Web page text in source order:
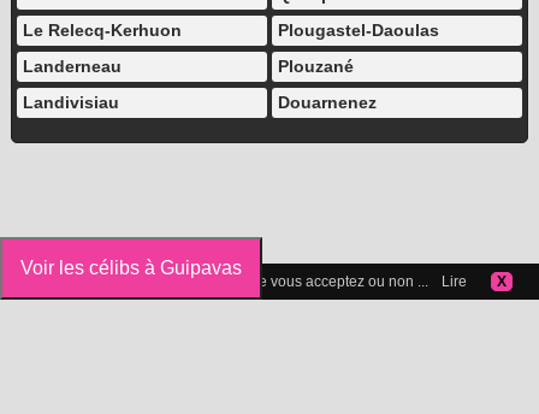
Le Relecq-Kerhuon
Plougastel-Daoulas
Landerneau
Plouzané
Landivisiau
Douarnenez
Voir les célibs à Guipavas
Vous pouvez gérer les cookies que vous acceptez ou non ... Lire X